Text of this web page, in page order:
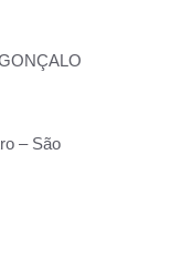
– São